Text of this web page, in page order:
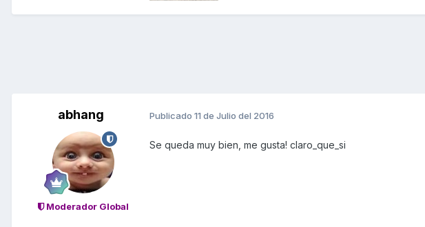
abhang
Moderador Global
Publicado 11 de Julio del 2016
Se queda muy bien, me gusta! claro_que_si